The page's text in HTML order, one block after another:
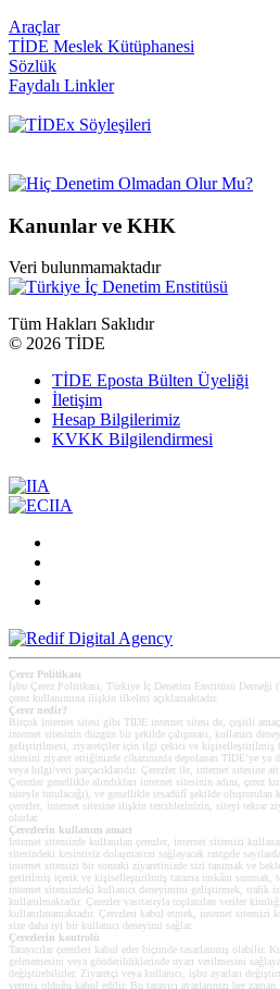
Araçlar
TİDE Meslek Kütüphanesi
Sözlük
Faydalı Linkler
Kanunlar ve KHK
Veri bulunmamaktadır
Tüm Hakları Saklıdır
© 2026 TİDE
TİDE Eposta Bülten Üyeliği
İletişim
Hesap Bilgilerimiz
KVKK Bilgilendirmesi
Çerez Politikası
İşbu Çerez Politikası, Türkiye İç Denetim Enstitüsü Derneği ("
çerez kullanımına ilişkin ilkeleri açıklamaktadır.
Çerez nedir?
Birçok internet sitesi gibi TİDE internet sitesi de, çeşitli
internet sitesinin düzgün bir şekilde çalışması, kullanıcı
geliştirilmesi, ziyaretçiler için ilgi çekici ve kişiselleştirilmiş
sitesini ziyaret ettiğinizde cihazınızda depolanan TİDE’ye ya
veya bilgi/veri parçacıklarıdır. Çerezler ile, internet sitesine
Çerezler genellikle alındıkları internet sitesinin adını, çerez
süreyle tutulacağı), ve genellikle tesadüfî şekilde oluşturulan
çerezler, internet sitesine ilişkin tercihlerinizin, siteyi tekrar
olurlar.
Çerezlerin kullanım amacı
Internet sitemizde kullanılan çerezler, internet sitemizi
sitesindeki kesintisiz dolaşmasını sağlayacak rastgele
internet sitemizi bir sonraki ziyaretinizde sizi tanımak ve
getirilmiş içerik ve kişiselleştirilmiş tarama imkânı sunmak,
internet sitemizdeki kullanıcı deneyimini geliştirmek, trafik
kullanılmaktadır. Çerezler vasıtasıyla toplanılan veriler
kullanılmamaktadır. Çerezleri kabul etmek, internet
size daha iyi bir kullanıcı deneyimi sağlar.
Çerezlerin kontrolü
Tarayıcılar çerezleri kabul eder biçimde tasarlanmış olabilir.
gelmemesini veya gönderildiklerinde uyarı verilmesini
değiştirebilirler. Ziyaretçi veya kullanıcı, işbu ayarları
vermiş olduğu kabul edilir. Bu tarayıcı ayarlarınızı her